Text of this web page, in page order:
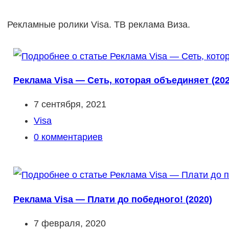
Рекламные ролики Visa. ТВ реклама Виза.
Реклама Visa — Сеть, которая объединяет
Запись
опубликована:
7 сентября, 2021
Рубрика
записи:
Visa
Комментарии
записи:
0 комментариев
Реклама Visa — Плати до победного! (2020)
Запись
7 февраля, 2020